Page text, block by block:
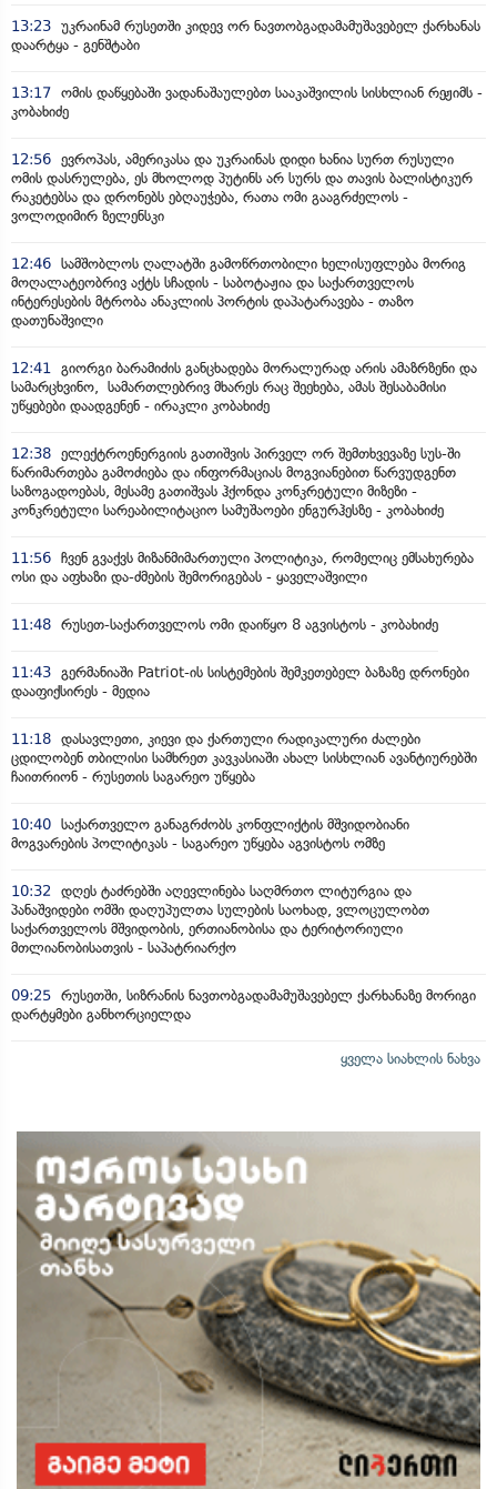
13:23 უკრაინამ რუსეთში კიდევ ორ ნავთობგადამამუშავებელ ქარხანას
დაარტყა - გენშტაბი
13:17 ომის დაწყებაში ვადანაშაულებთ სააკაშვილის სისხლიან რეჟიმს -
კობახიძე
12:56 ევროპას, ამერიკასა და უკრაინას დიდი ხანია სურთ რუსული
ომის დასრულება, ეს მხოლოდ პუტინს არ სურს და თავის ბალისტიკურ
რაკეტებსა და დრონებს ებღაუჭება, რათა ომი გააგრძელოს -
ვოლოდიმირ ზელენსკი
12:46 სამშობლოს ღალატში გამოწრთობილი ხელისუფლება მორიგ
მოღალატეობრივ აქტს სჩადის - საბოტაჟია და საქართველოს
ინტერესების მტრობა ანაკლიის პორტის დაპატარავება - თაზო
დათუნაშვილი
12:41
გიორგი ბარამიძის განცხადება მორალურად არის ამაზრზენი და
სამარცხვინო, სამართლებრივ მხარეს რაც შეეხება, ამას შესაბამისი
უწყებები დაადგენენ - ირაკლი კობახიძე
12:38 ელექტროენერგიის გათიშვის პირველ ორ შემთხვევაზე სუს-ში
წარიმართება გამოძიება და ინფორმაციას მოგვიანებით წარვუდგენთ
საზოგადოებას, მესამე გათიშვას ჰქონდა კონკრეტული მიზეზი -
კონკრეტული სარეაბილიტაციო სამუშაოები ენგურჰესზე - კობახიძე
11:56 ჩვენ გვაქვს მიზანმიმართული პოლიტიკა, რომელიც ემსახურება
ოსი და აფხაზი და-ძმების შემორიგებას - ყაველაშვილი
11:48 რუსეთ-საქართველოს ომი დაიწყო 8 აგვისტოს - კობახიძე
11:43 გერმანიაში Patriot-ის სისტემების შემკეთებელ ბაზაზე დრონები
დააფიქსირეს - მედია
11:18 დასავლეთი, კიევი და ქართული რადიკალური ძალები
ცდილობენ თბილისი სამხრეთ კავკასიაში ახალ სისხლიან ავანტიურებში
ჩაითრიონ - რუსეთის საგარეო უწყება
10:40 საქართველო განაგრძობს კონფლიქტის მშვიდობიანი
მოგვარების პოლიტიკას - საგარეო უწყება აგვისტოს ომზე
10:32
დღეს ტაძრებში აღევლინება საღმრთო ლიტურგია და
პანაშვიდები ომში დაღუპულთა სულების საოხად, ვლოცულობთ
საქართველოს მშვიდობის, ერთიანობისა და ტერიტორიული
მთლიანობისათვის - საპატრიარქო
09:25 რუსეთში, სიზრანის ნავთობგადამამუშავებელ ქარხანაზე მორიგი
დარტყმები განხორციელდა
ყველა სიახლის ნახვა